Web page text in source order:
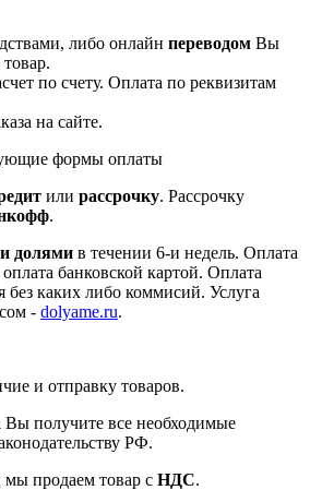
либо онлайн переводом Вы
по счету. Оплата по реквизитам
на сайте.
формы оплаты
или рассрочку. Рассрочку
.
долями в течении 6-и недель. Оплата
банковской картой. Оплата
без каких либо коммисий. Услуга
- dolyame.ru.
и отправку товаров.
получите все необходимые
РФ.
продаем товар с НДС.